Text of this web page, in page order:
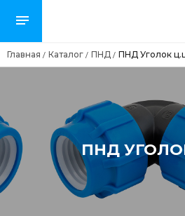
Главная / Каталог / ПНД / ПНД Уголок
ПНД